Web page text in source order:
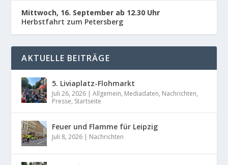
Mittwoch, 16. September ab 12.30 Uhr
Herbstfahrt zum Petersberg
AKTUELLE BEITRÄGE
5. Liviaplatz-Flohmarkt
Juli 26, 2026 |Allgemein, Mediadaten, Nachrichten,
Presse, Startseite
Feuer und Flamme für Leipzig
Juli 8, 2026 | Nachrichten